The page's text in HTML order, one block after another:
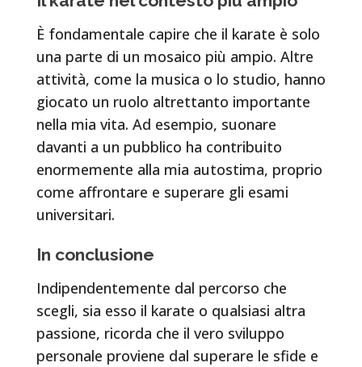
È fondamentale capire che il karate è solo
una parte di un mosaico più ampio. Altre
attività, come la musica o lo studio, hanno
giocato un ruolo altrettanto importante
nella mia vita. Ad esempio, suonare
davanti a un pubblico ha contribuito
enormemente alla mia autostima, proprio
come affrontare e superare gli esami
universitari.
In conclusione
Indipendentemente dal percorso che
scegli, sia esso il karate o qualsiasi altra
passione, ricorda che il vero sviluppo
personale proviene dal superare le sfide e